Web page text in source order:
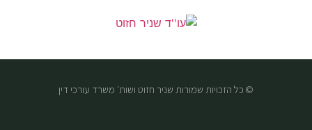
© כל הזכויות שמורות שניר חזוט ושות׳ משרד עורכי דין